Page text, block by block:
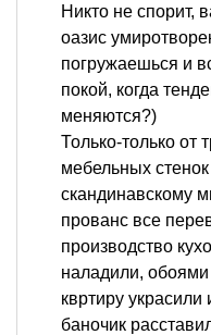
Никто не спорит,
оазис
погружаешься и
покой, когда
меняются?)
Только-только от
мебельных
скандинавскому
прованс все
производство
наладили,
квртиру
баночик